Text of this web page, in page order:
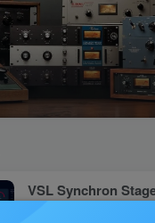
VSL Synchron